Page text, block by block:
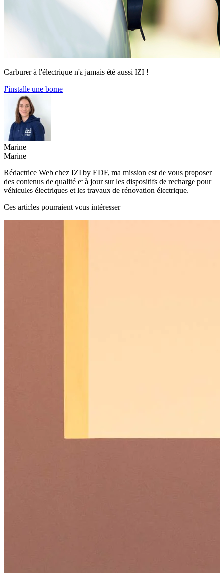
Carburer à l'électrique n'a jamais été aussi IZI !
J'installe une borne
Marine
Marine
Rédactrice Web chez IZI by EDF, ma mission est de vous proposer
des contenus de qualité et à jour sur les dispositifs de recharge pour
véhicules électriques et les travaux de rénovation électrique.
Ces articles pourraient vous intéresser